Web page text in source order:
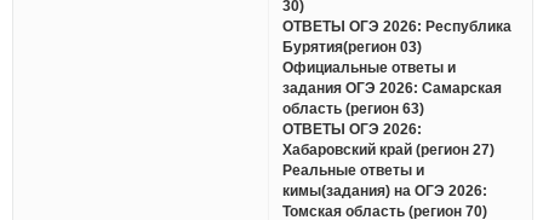
30)
ОТВЕТЫ ОГЭ 2026: Республика
Бурятия(регион 03)
Официальные ответы и
задания ОГЭ 2026: Самарская
область (регион 63)
ОТВЕТЫ ОГЭ 2026:
Хабаровский край (регион 27)
Реальные ответы и
кимы(задания) на ОГЭ 2026:
Томская область (регион 70)